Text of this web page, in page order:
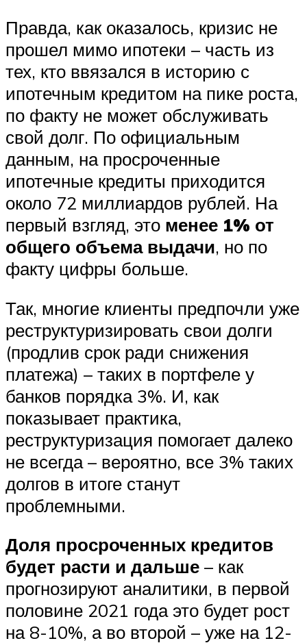
Правда, как оказалось, кризис не
прошел мимо ипотеки – часть из
тех, кто ввязался в историю с
ипотечным кредитом на пике роста,
по факту не может обслуживать
свой долг. По официальным
данным, на просроченные
ипотечные кредиты приходится
около 72 миллиардов рублей. На
первый взгляд, это менее 1% от
общего объема выдачи, но по
факту цифры больше.
Так, многие клиенты предпочли уже
реструктуризировать свои долги
(продлив срок ради снижения
платежа) – таких в портфеле у
банков порядка 3%. И, как
показывает практика,
реструктуризация помогает далеко
не всегда – вероятно, все 3% таких
долгов в итоге станут
проблемными.
Доля просроченных кредитов
будет расти и дальше – как
прогнозируют аналитики, в первой
половине 2021 года это будет рост
на 8-10%, а во второй – уже на 12-